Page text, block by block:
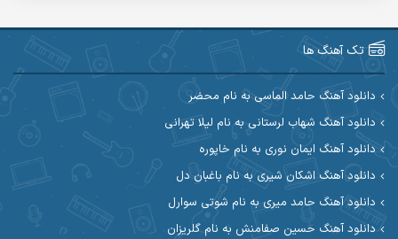
آرین صیادی
آرین مریدی
آوات بوکانی آوات یگانه
آیت احمدنژاد
ابراهیم شمس ابوالحسن جاویدان
تک آهنگ ها
دانلود آهنگ حامد الماسی به نام محضر
دانلود آهنگ شهاب لرستانی به نام لیلا تهرانی
دانلود آهنگ ایمان نوری به نام خاپوره
دانلود آهنگ اشکان شیری به نام باغبان دل
دانلود آهنگ حامد میری به نام شوتی سوارل
دانلود آهنگ حسین صفامنش به نام گلریزان
عضویت در کانال روبیکا کردموزیک